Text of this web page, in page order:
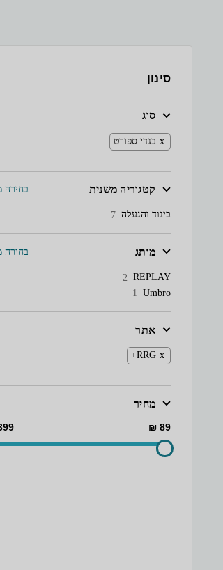
סינון
סוג
בגדי ספורט
קטגוריה משנית בחירה
ביגוד והנעלה 7
מותג בחירה
REPLAY
2
Umbro
1
אתר
RRG+
מחיר
₪ 89 ₪